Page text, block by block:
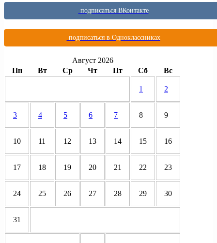
подписаться ВКонтакте
подписаться в Одноклассниках
Август 2026
Пн
Вт Ср Чт Пт Сб Вс
1 2
3 4 5 6 7 8 9
10 11 12 13 14 15 16
17 18 19 20 21 22 23
24 25 26 27 28 29 30
31